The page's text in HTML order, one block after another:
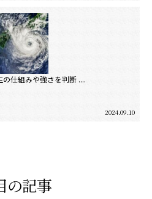
仕組みや強さを判断 ....
2024.09.10
の記事